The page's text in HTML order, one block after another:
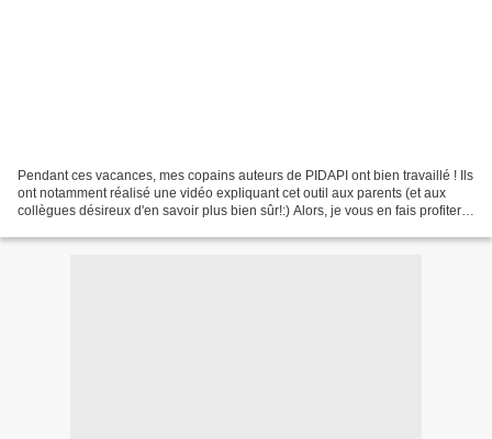
Pendant ces vacances, mes copains auteurs de PIDAPI ont bien travaillé ! Ils
ont notamment réalisé une vidéo expliquant cet outil aux parents (et aux
collègues désireux d'en savoir plus bien sûr!:) Alors, je vous en fais profiter